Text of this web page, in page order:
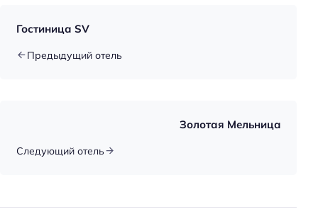
Гостиница SV
Предыдущий отель
Золотая Мельница
Следующий отель